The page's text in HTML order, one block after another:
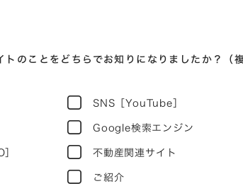
トのことをどちらでお知りになりましたか？（
SNS［YouTube］
Google検索エンジン
不動産関連サイト
ご紹介